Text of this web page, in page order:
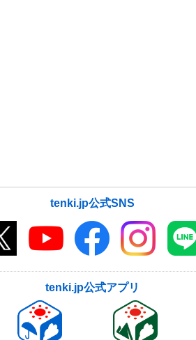
tenki.jp公式SNS
tenki.jp公式アプリ